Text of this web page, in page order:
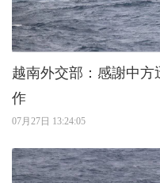
越南外交部：感謝中
作
07月27日 13:24:05